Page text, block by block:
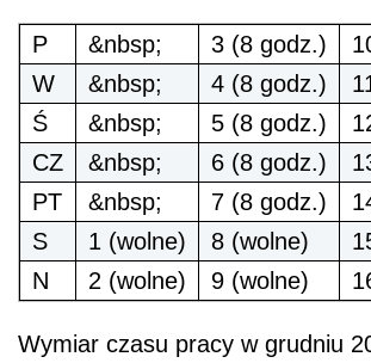
P &nbsp; 3 (8 godz.)
W
&nbsp; 4 (8 godz.)
Ś
&nbsp; 5 (8 godz.)
CZ
&nbsp; 6 (8 godz.)
PT
&nbsp; 7 (8 godz.)
S
1 (wolne) 8 (wolne)
N
2 (wolne) 9 (wolne)
Wymiar czasu pracy w grudniu